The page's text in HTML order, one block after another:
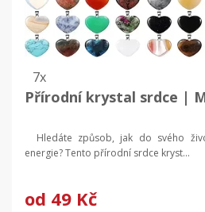
7x
Přírodní krystal srdce |
Hledáte způsob, jak do svého
energie? Tento přírodní srdce kryst...
od 49 Kč